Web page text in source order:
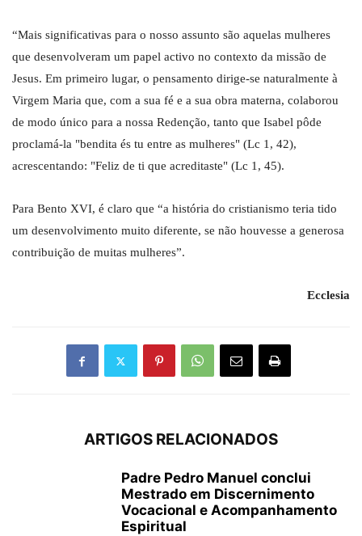
“Mais significativas para o nosso assunto são aquelas mulheres
que desenvolveram um papel activo no contexto da missão de
Jesus. Em primeiro lugar, o pensamento dirige-se naturalmente à
Virgem Maria que, com a sua fé e a sua obra materna, colaborou
de modo único para a nossa Redenção, tanto que Isabel pôde
proclamá-la "bendita és tu entre as mulheres" (Lc 1, 42),
acrescentando: "Feliz de ti que acreditaste" (Lc 1, 45).
Para Bento XVI, é claro que “a história do cristianismo teria tido
um desenvolvimento muito diferente, se não houvesse a generosa
contribuição de muitas mulheres”.
Ecclesia
ARTIGOS RELACIONADOS
Padre Pedro Manuel conclui
Mestrado em Discernimento
Vocacional e Acompanhamento
Espiritual